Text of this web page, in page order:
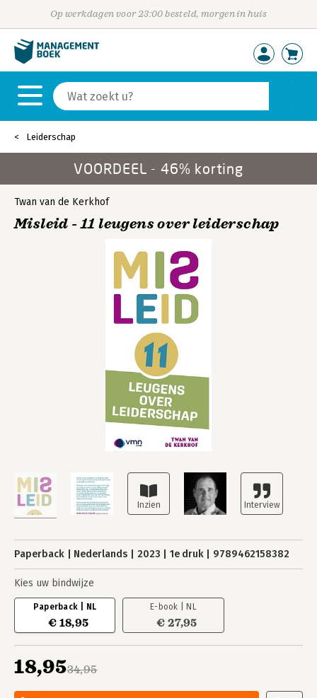
Op werkdagen voor 23:00 besteld, morgen in huis
Leiderschap
VOORDEEL - 46% korting
Twan van de Kerkhof
Misleid - 11 leugens over leiderschap
Paperback Nederlands 2023 1e druk 9789462158382
Kies uw bindwijze
Paperback | NL
€ 18,95
E-book | NL
€ 27,95
34,95
18,95